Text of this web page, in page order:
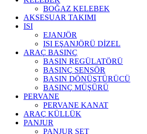
BOĞAZ KELEBEK
AKSESUAR TAKIMI
ISI
EJANJÖR
ISI EŞANJÖRÜ DİZEL
ARAÇ BASINÇ
BASIN REGÜLATÖRÜ
BASINÇ SENSÖR
BASIN DÖNÜŞTÜRÜCÜ
BASINÇ MÜŞÜRÜ
PERVANE
PERVANE KANAT
ARAÇ KÜLLÜK
PANJUR
PANJUR SET